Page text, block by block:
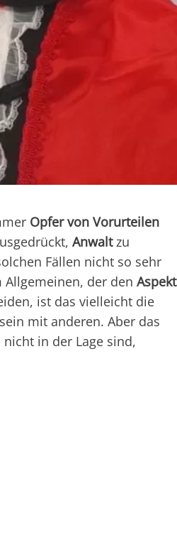
Opfer von Vorurteilen
Anwaltzu
Fällen nicht so sehr
Allgemeinen, der den Aspekt
ist das vielleicht die
mit anderen. Aber das
in der Lage sind,